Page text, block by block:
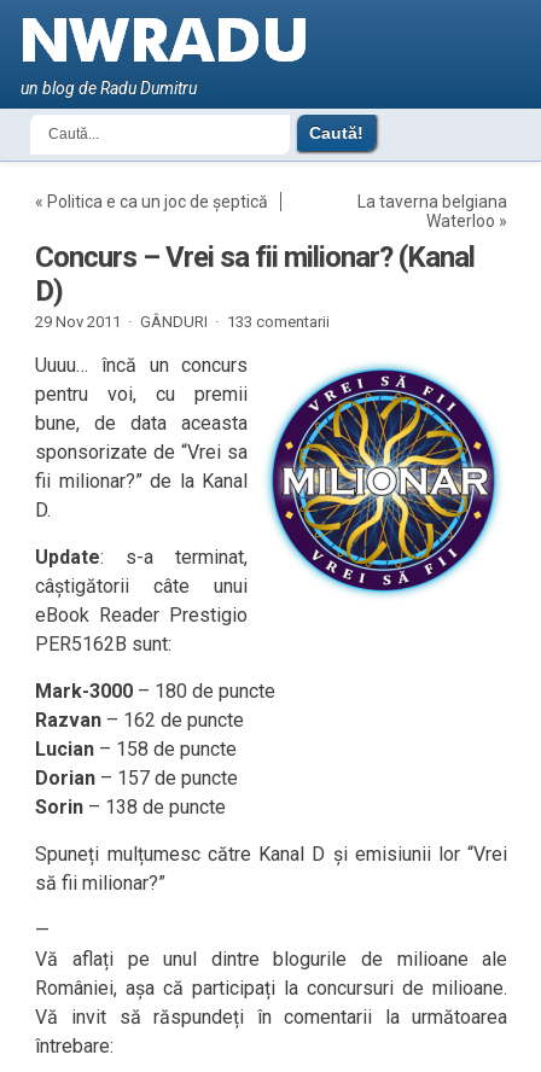
un blog de Radu Dumitru
« Politica e ca un joc de șeptică
La taverna belgiana
Waterloo »
Concurs – Vrei sa fii milionar? (Kanal
D)
29 Nov 2011 · GÂNDURI · 133 comentarii
Uuuu… încă un concurs
pentru voi, cu premii
bune, de data aceasta
sponsorizate de “Vrei sa
fii milionar?” de la Kanal
D.
Update: s-a terminat,
câștigătorii câte unui
eBook Reader Prestigio
PER5162B sunt:
Mark-3000 – 180 de puncte
Razvan – 162 de puncte
Lucian – 158 de puncte
Dorian – 157 de puncte
Sorin – 138 de puncte
Spuneți mulțumesc către Kanal D și emisiunii lor “Vrei
să fii milionar?”
—
Vă aflați pe unul dintre blogurile de milioane ale
României, așa că participați la concursuri de milioane.
Vă invit să răspundeți în comentarii la următoarea
întrebare: